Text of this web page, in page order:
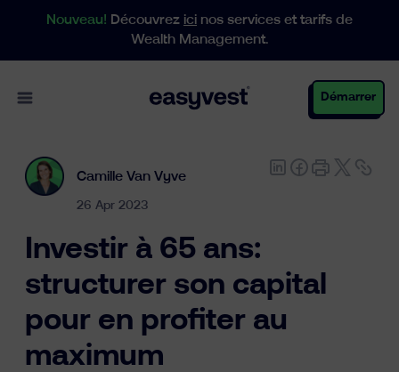
Nouveau! Découvrez ici nos services et tarifs de
Wealth Management.
Open main menu Démarrer
Particuliers
Entreprises
Gestion de patrimoine
Camille Van Vyve
26 Apr 2023
Investir à 65 ans:
structurer son capital
pour en profiter au
maximum